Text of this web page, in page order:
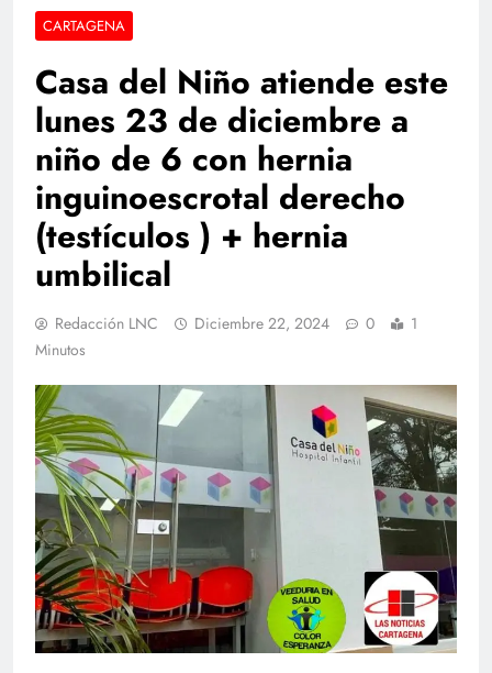
CARTAGENA
Casa del Niño atiende este
lunes 23 de diciembre a
niño de 6 con hernia
inguinoescrotal derecho
(testículos ) + hernia
umbilical
Redacción LNC Diciembre 22, 2024 0
1
Minutos